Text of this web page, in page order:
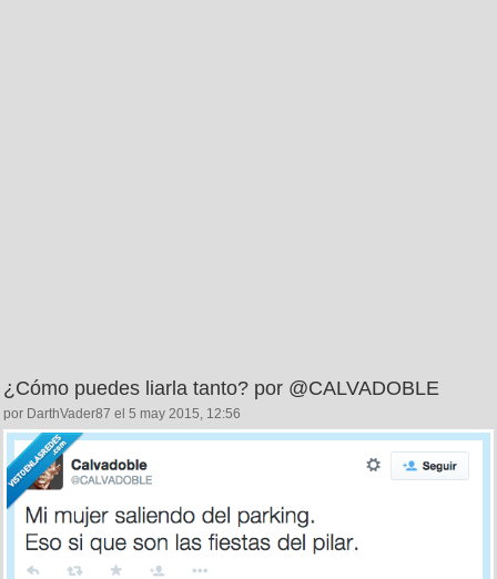
¿Cómo puedes liarla tanto? por @CALVADOBLE
por DarthVader87 el 5 may 2015, 12:56